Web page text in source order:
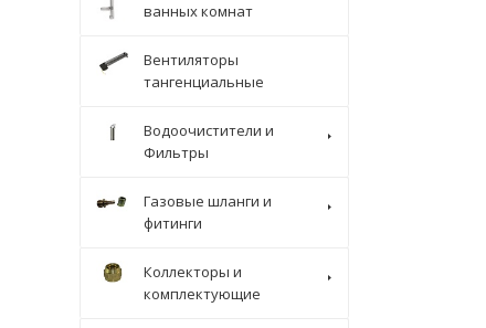
ванных комнат
Вентиляторы
тангенциальные
Водоочистители и
Фильтры
Газовые шланги и
фитинги
Коллекторы и
комплектующие